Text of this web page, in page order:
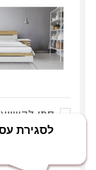
סמן
שידות
אולימפיה